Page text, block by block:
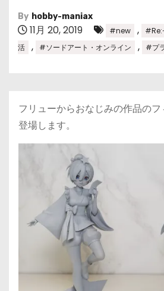
By hobby-maniax
11月 20, 2019 #new ,
#Re:
活
, #ソードアート・オンライン , #プ
フリューからおなじみの作品の
登場します。